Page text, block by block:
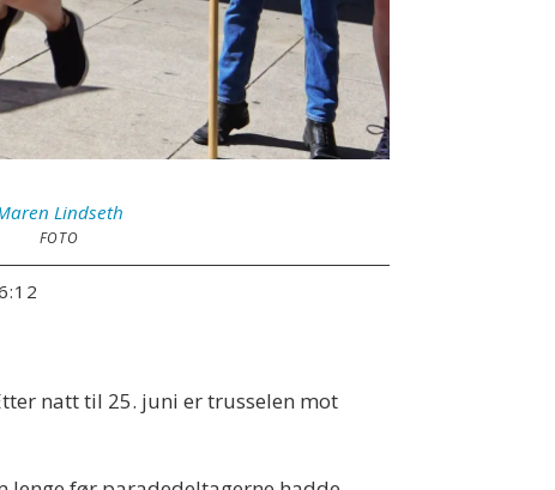
Lindseth
FOTO
natt til 25. juni er trusselen mot